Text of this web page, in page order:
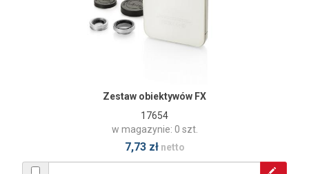
Zestaw obiektywów FX
17654
w magazynie: 0 szt.
7,73 złnetto